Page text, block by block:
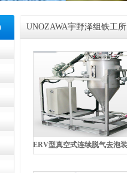
UNOZAWA宇野泽组铁工所